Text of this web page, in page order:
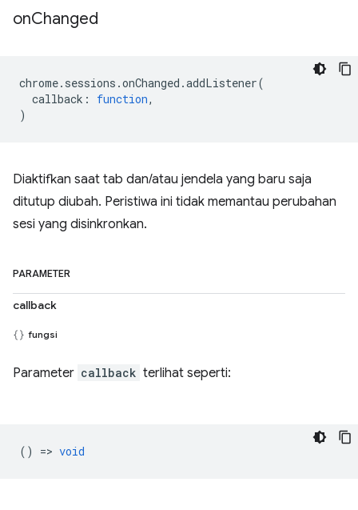
onChanged
chrome. sessions .onChanged .addListener(
callback : function,
)
Diaktifkan saat tab dan/atau jendela yang baru saja
ditutup diubah. Peristiwa ini tidak memantau perubahan
sesi yang disinkronkan.
PARAMETER
callback
fungsi
Parameter callback terlihat seperti:
() => void